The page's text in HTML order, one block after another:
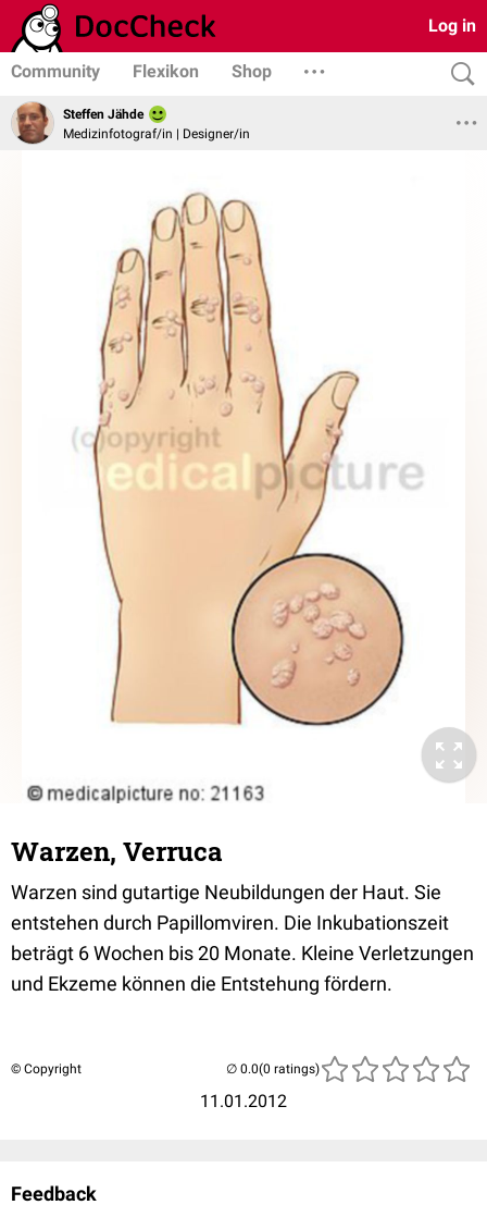
Log in
Community Flexikon Shop
Steffen Jähde
Medizinfotograf/in | Designer/in
Warzen, Verruca
Warzen sind gutartige Neubildungen der Haut. Sie
entstehen durch Papillomviren. Die Inkubationszeit
beträgt 6 Wochen bis 20 Monate. Kleine Verletzungen
und Ekzeme können die Entstehung fördern.
© Copyright
11.01.2012
(0 ratings)
Feedback